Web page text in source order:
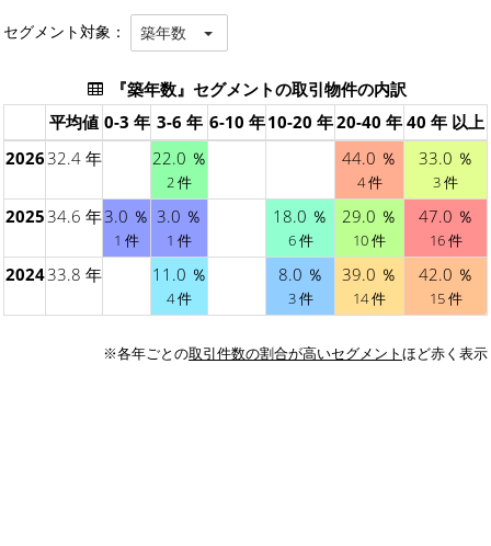
セグメント対象： 築年数
『築年数』セグメントの取引物件の内訳
平均値 0-3 年 3-6 年 6-10 年10-20 年20-40 年 40 年 以上
202632.4 年 22.0 ％
2 件
44.0 ％
4 件
33.0 ％
3 件
202534.6 年3.0 ％
1 件
3.0 ％
1 件
18.0 ％
6 件
29.0 ％
10 件
47.0 ％
16 件
202433.8 年 11.0 ％
4 件
8.0 ％
3 件
39.0 ％
14 件
42.0 ％
15 件
※各年ごとの取引件数の割合が高いセグメントほど赤く表示